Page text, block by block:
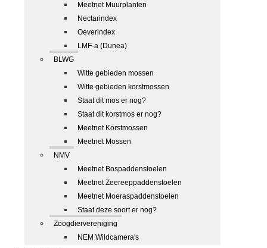
Meetnet Muurplanten
Nectarindex
Oeverindex
LMF-a (Dunea)
BLWG
Witte gebieden mossen
Witte gebieden korstmossen
Staat dit mos er nog?
Staat dit korstmos er nog?
Meetnet Korstmossen
Meetnet Mossen
NMV
Meetnet Bospaddenstoelen
Meetnet Zeereeppaddenstoelen
Meetnet Moeraspaddenstoelen
Staat deze soort er nog?
Zoogdiervereniging
NEM Wildcamera's